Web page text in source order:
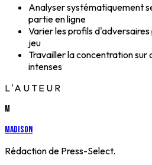
Analyser systématiquement
partie en ligne
Varier les profils
jeu
Travailler la concentration sur
intenses
L'AUTEUR
M
Madison
Rédaction de Press-Select.